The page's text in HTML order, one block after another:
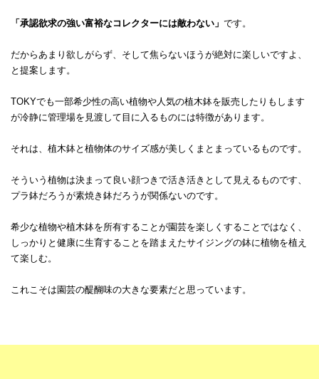
「承認欲求の強い富裕なコレクターには敵わない」 です。
だからあまり欲しがらず、そして焦らないほうが絶対に楽しいですよ、
と提案します。
TOKYでも一部希少性の高い植物や人気の植木鉢を販売したりもします
が冷静に管理場を見渡して目に入るものには特徴があります。
それは、植木鉢と植物体のサイズ感が美しくまとまっているものです。
そういう植物は決まって良い顔つきで活き活きとして見えるものです、
プラ鉢だろうが素焼き鉢だろうが関係ないのです。
希少な植物や植木鉢を所有することが園芸を楽しくすることではなく、
しっかりと健康に生育することを踏まえたサイジングの鉢に植物を植え
て楽しむ。
これこそは園芸の醍醐味の大きな要素だと思っています。